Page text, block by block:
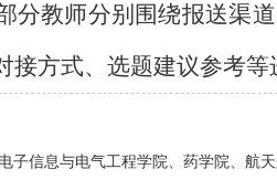
分教师分别围绕报送渠
接方式、选题建议参考
子信息与电气工程学院、药学院、航